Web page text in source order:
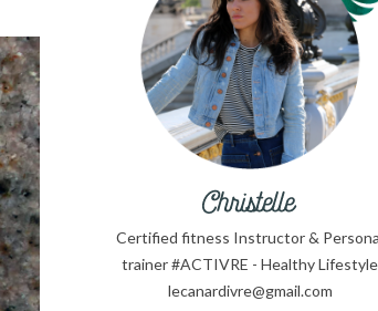
Certified fitness Instructor &
trainer #ACTIVRE - Healthy Lifestyle
lecanardivre@gmail.com